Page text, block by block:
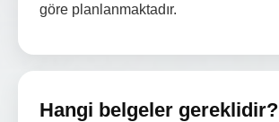
göre planlanmaktadır.
Hangi belgeler gereklidir?